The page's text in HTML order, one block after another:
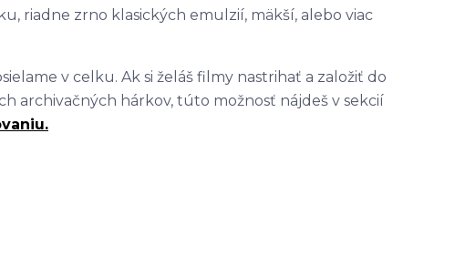
riadne zrno klasických emulzií, mäkší, alebo viac
v celku. Ak si želáš filmy nastrihať a založiť do
archivačných hárkov, túto možnosť nájdeš v sekcií